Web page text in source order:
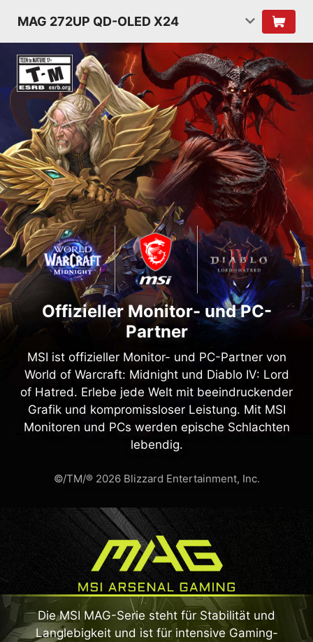
MAG 272UP QD-OLED X24
Offizieller Monitor- und PC-
Partner
MSI ist offizieller Monitor- und PC-Partner von
World of Warcraft: Midnight und Diablo IV: Lord
of Hatred. Erlebe jede Welt mit beeindruckender
Grafik und kompromissloser Leistung. Mit MSI
Monitoren und PCs werden epische Schlachten
lebendig.
©/TM/® 2026 Blizzard Entertainment, Inc.
Die MSI MAG-Serie steht für Stabilität und
Langlebigkeit und ist für intensive Gaming-